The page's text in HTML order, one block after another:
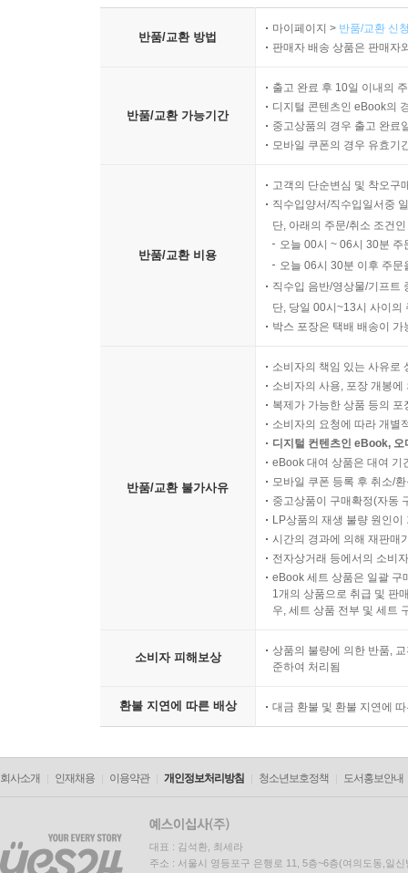
반품/교환 방법
마이페이지 > 반품/교환 신
판매자 배송 상품은 판매자
반품/교환 가능기간
출고 완료 후 10일 이내의
디지털 콘텐츠인 eBook의
중고상품의 경우 출고 완료
모바일 쿠폰의 경우 유효기
반품/교환 비용
고객의 단순변심 및 착오구
직수입양서/직수입일서중
단, 아래의 주문/취소 조건
오늘 00시 ~ 06시 30분
오늘 06시 30분 이후 주
직수입 음반/영상물/기프트
단, 당일 00시~13시 사이의
박스 포장은 택배 배송이
반품/교환 불가사유
소비자의 책임 있는 사유로
소비자의 사용, 포장 개봉
복제가 가능한 상품 등의
소비자의 요청에 따라 개별
디지털 컨텐츠인 eBook,
eBook 대여 상품은 대여 기
모바일 쿠폰 등록 후 취소/
중고상품이 구매확정(자동
LP상품의 재생 불량 원인
시간의 경과에 의해 재판매
전자상거래 등에서의 소비
eBook 세트 상품은 일괄 구
1개의 상품으로 취급 및 판
우, 세트 상품 전부 및 세트
소비자 피해보상
상품의 불량에 의한 반품,
준하여 처리됨
환불 지연에 따른 배상 대금 환불 및 환불 지연에
회사소개 인재채용 이용약관 개인정보처리방침 청소년보호정책 도서홍보안내
대표 : 김석환, 최세라
주소 : 서울시 영등포구 은행로 11, 5층~6층(여의도동,일신